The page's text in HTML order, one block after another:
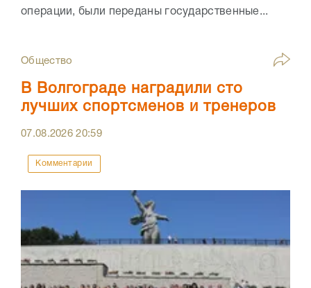
операции, были переданы государственные...
Общество
В Волгограде наградили сто
лучших спортсменов и тренеров
07.08.202620:59
Комментарии